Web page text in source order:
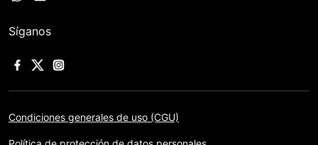
Síganos
Condiciones generales de uso (CGU)